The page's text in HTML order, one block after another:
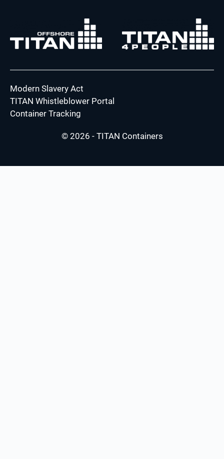
Modern Slavery Act
TITAN Whistleblower Portal
Container Tracking
© 2026 - TITAN Containers